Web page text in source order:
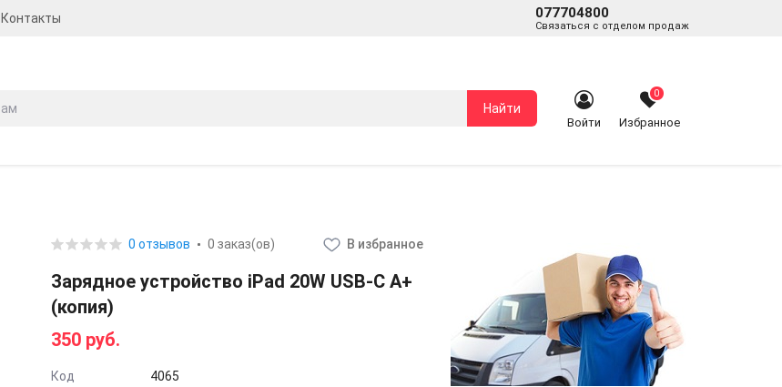
Контакты 077704800
Связаться с отделом продаж
Найти
Войти
0
Избранное
0 отзывов 0 заказ(ов) В избранное
Зарядное устройство iPad 20W USB-C A+
(копия)
350 руб.
Код
4065